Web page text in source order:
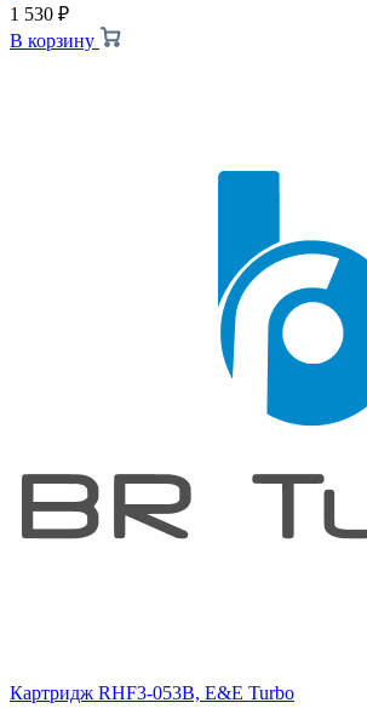
1 530 ₽
В корзину
Картридж RHF3-053B, E&E Turbo